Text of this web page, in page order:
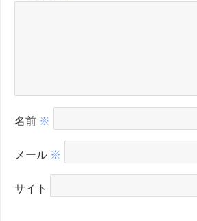
名前 ※
メール ※
サイト